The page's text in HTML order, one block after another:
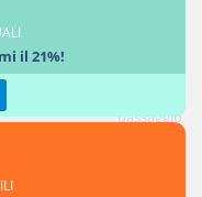
passaggio
il 21%!